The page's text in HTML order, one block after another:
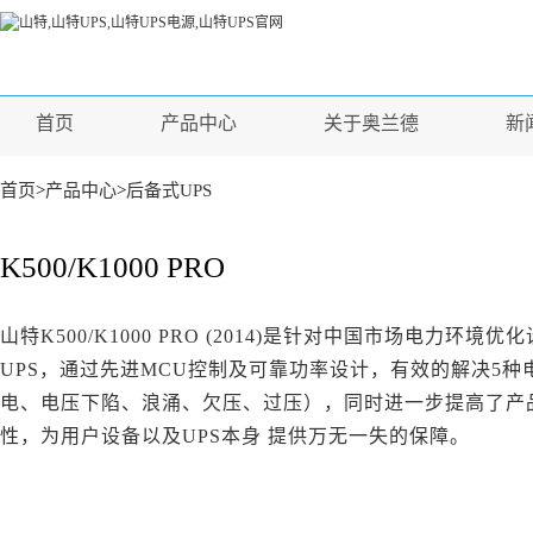
首页 产品中心 关于奥兰德 新
首页>产品中心>后备式UPS
K500/K1000 PRO
山特K500/K1000 PRO (2014)是针对中国市场电力环境优
UPS，通过先进MCU控制及可靠功率设计，有效的解决5种
电、电压下陷、浪涌、欠压、过压），同时进一步提高了
性，为用户设备以及UPS本身 提供万无一失的保障。